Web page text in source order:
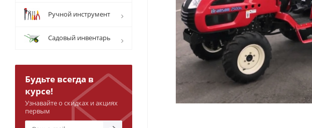
Ручной инструмент
Садовый инвентарь
Будьте всегда в
курсе!
Узнавайте о скидках и акциях
первым